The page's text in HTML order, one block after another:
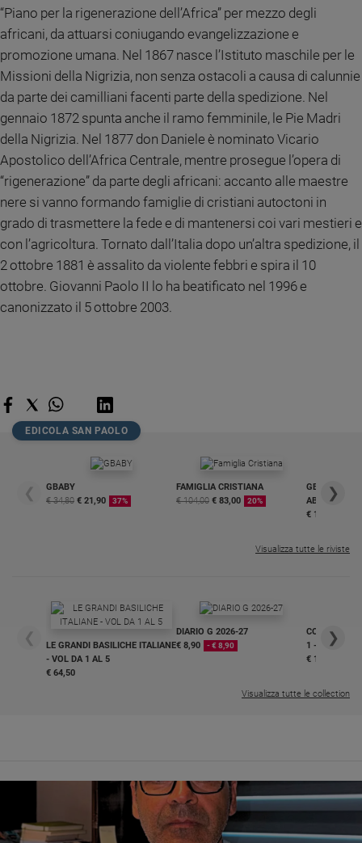
giorno
Società
valori
e
Creato
Volontariato
Diritti
Aziende
di
valore
Caso
settimana
Costume
Sanremo
Musica
Scuola
“Piano per la rigenerazione dell’Africa” per mezzo degli
africani, da attuarsi coniugando evangelizzazione e
promozione umana. Nel 1867 nasce l’Istituto maschile per le
Missioni della Nigrizia, non senza ostacoli a causa di calunnie
da parte dei camilliani facenti parte della spedizione. Nel
gennaio 1872 spunta anche il ramo femminile, le Pie Madri
della Nigrizia. Nel 1877 don Daniele è nominato Vicario
Apostolico dell’Africa Centrale, mentre prosegue l’opera di
“rigenerazione” da parte degli africani: accanto alle maestre
nere si vanno formando famiglie di cristiani autoctoni in
grado di trasmettere la fede e di mantenersi coi vari mestieri e
con l’agricoltura. Tornato dall’Italia dopo un’altra spedizione, il
2 ottobre 1881 è assalito da violente febbri e spira il 10
ottobre. Giovanni Paolo II lo ha beatificato nel 1996 e
canonizzato il 5 ottobre 2003.
EDICOLA SAN PAOLO
❮
GBABY
€ 34,80 € 21,90 37%
FAMIGLIA CRISTIANA
€ 104,00 € 83,00 20%
GBABY
€ 16,99
❯
Visualizza tutte le riviste
❮
LE GRANDI BASILICHE ITALIANE
- VOL DA 1 AL 5
€ 64,50
DIARIO G 2026-27
€ 8,90
- € 8,90
COLLANA
1 - 2
€ 18,50
❯
Visualizza tutte le collection